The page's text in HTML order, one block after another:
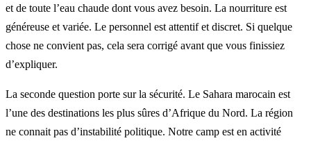
et de toute l’eau chaude dont vous avez besoin. La nourriture est
généreuse et variée. Le personnel est attentif et discret. Si quelque
chose ne convient pas, cela sera corrigé avant que vous finissiez
d’expliquer.
La seconde question porte sur la sécurité. Le Sahara marocain est
l’une des destinations les plus sûres d’Afrique du Nord. La région
ne connait pas d’instabilité politique. Notre camp est en activité